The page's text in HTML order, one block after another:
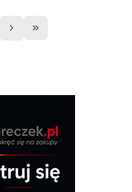
Przejdź do ostatniej